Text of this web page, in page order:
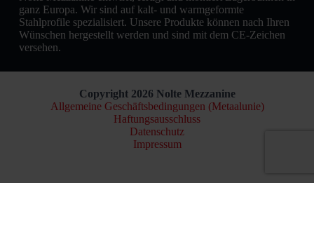
ganz Europa. Wir sind auf kalt- und warmgeformte
Stahlprofile spezialisiert. Unsere Produkte können nach Ihren
Wünschen hergestellt werden und sind mit dem CE-Zeichen
versehen.
Copyright 2026 Nolte Mezzanine
Allgemeine Geschäftsbedingungen (Metaalunie)
Haftungsausschluss
Datenschutz
Impressum